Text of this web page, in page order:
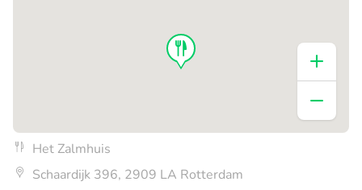
Het Zalmhuis
Schaardijk 396, 2909 LA Rotterdam